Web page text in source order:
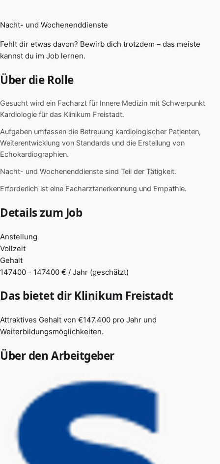
Nacht- und Wochenenddienste
Fehlt dir etwas davon? Bewirb dich trotzdem – das meiste
kannst du im Job lernen.
Über die Rolle
Gesucht wird ein Facharzt für Innere Medizin mit Schwerpunkt
Kardiologie für das Klinikum Freistadt.
Aufgaben umfassen die Betreuung kardiologischer Patienten,
Weiterentwicklung von Standards und die Erstellung von
Echokardiographien.
Nacht- und Wochenenddienste sind Teil der Tätigkeit.
Erforderlich ist eine Facharztanerkennung und Empathie.
Details zum Job
Anstellung
Vollzeit
Gehalt
147400 - 147400 € / Jahr (geschätzt)
Das bietet dir Klinikum Freistadt
Attraktives Gehalt von €147.400 pro Jahr und
Weiterbildungsmöglichkeiten.
Über den Arbeitgeber